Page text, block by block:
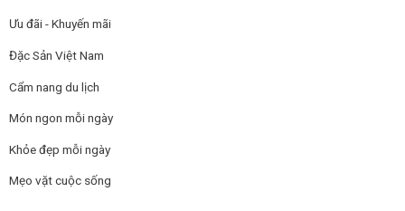
Ưu đãi - Khuyến mãi
Đặc Sản Việt Nam
Cẩm nang du lịch
Món ngon mỗi ngày
Khỏe đẹp mỗi ngày
Mẹo vặt cuộc sống